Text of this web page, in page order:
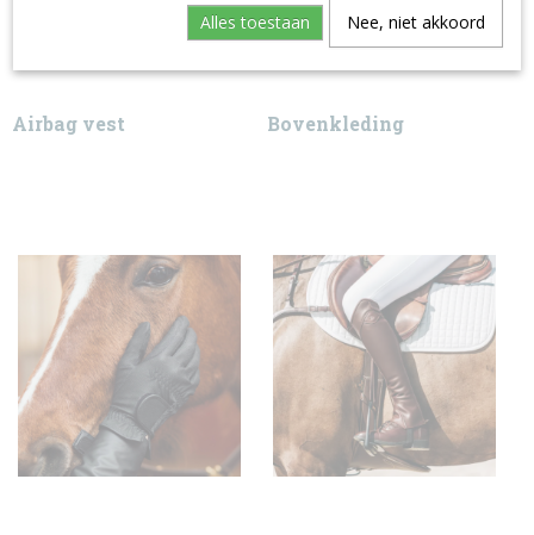
Airbag vest Bovenkleding
Alles toestaan Nee, niet akkoord